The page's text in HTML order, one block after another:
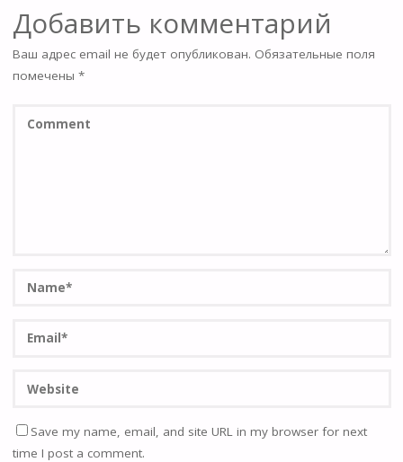
Добавить комментарий
Ваш адрес email не будет опубликован. Обязательные поля
помечены *
Save my name, email, and site URL in my browser for next
time I post a comment.